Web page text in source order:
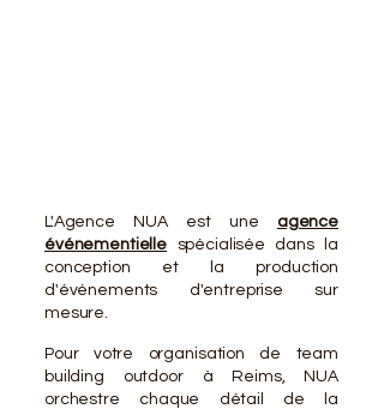
L'Agence NUA est une agence
événementielle
spécialisée dans la
conception et la production
d'événements d'entreprise sur
mesure.
Pour votre organisation de team
building outdoor à Reims, NUA
orchestre chaque détail de la